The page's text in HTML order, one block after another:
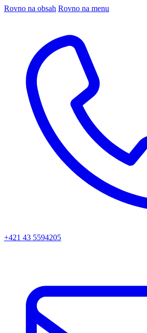
Rovno na obsah Rovno na menu
+421 43 5594205